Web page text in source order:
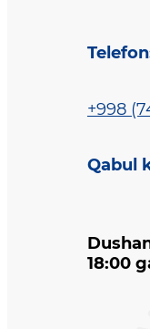
Telefon
+998
Qabul
18:00